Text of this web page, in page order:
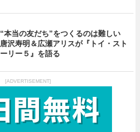
“本当の友だち”をつくるのは難しい
唐沢寿明＆広瀬アリスが『トイ・スト
ーリー５』を語る
[ADVERTISEMENT]